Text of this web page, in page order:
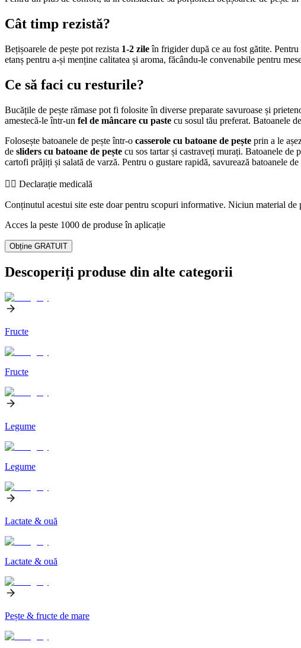
Cât timp rezistă?
Bețișoarele de pește pot rezista 1-2 zileîn frigider după ce au fost gătite.
etanș pentru a-și menține calitatea și aroma, făcându-le convenabile pentru
Ce să faci cu resturile?
Bucățile de pește rămase pot fi folosite în diverse preparate savuroase și
amestecă-le într-un fel de mâncare cu paste cu sosul tău preferat. Batoanele
Folosește batoanele de pește într-o casserole cu batoane de pește prin a le
de sliders cu batoane de pește cu sos tartar și castraveți murați. Batoanele de
cartofi prăjiți și salată de varză. Pentru o gustare rapidă, savurează batoanele
👨‍⚕️️ Declarație medicală
Conținutul acestui site este doar pentru scopuri informative. Niciun material
Acces la peste 1000 de produse în aplicație
Obține GRATUIT
Descoperiți produse din alte categorii
Fructe
Fructe
Legume
Legume
Lactate & ouă
Lactate & ouă
Pește & fructe de mare